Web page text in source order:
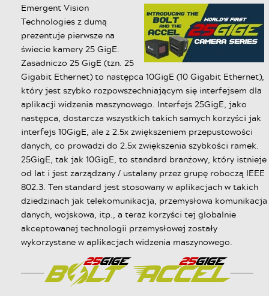
Emergent Vision
Technologies z dumą
prezentuje pierwsze na
świecie kamery 25 GigE.
Zasadniczo 25 GigE (tzn. 25
Gigabit Ethernet) to następca 10GigE (10 Gigabit Ethernet),
który jest szybko rozpowszechniającym się interfejsem dla
aplikacji widzenia maszynowego. Interfejs 25GigE, jako
następca, dostarcza wszystkich takich samych korzyści jak
interfejs 10GigE, ale z 2.5x zwiększeniem przepustowości
danych, co prowadzi do 2.5x zwiększenia szybkości ramek.
25GigE, tak jak 10GigE, to standard branżowy, który istnieje
od lat i jest zarządzany / ustalany przez grupę roboczą IEEE
802.3. Ten standard jest stosowany w aplikacjach w takich
dziedzinach jak telekomunikacja, przemysłowa komunikacja
danych, wojskowa, itp., a teraz korzyści tej globalnie
akceptowanej technologii przemysłowej zostały
wykorzystane w aplikacjach widzenia maszynowego.